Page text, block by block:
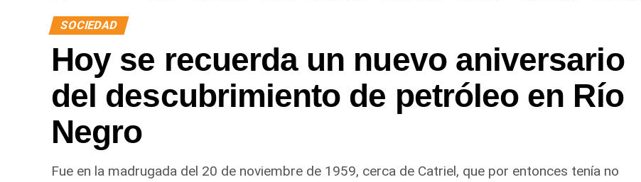
SOCIEDAD
Hoy se recuerda un nuevo aniversario
del descubrimiento de petróleo en Río
Negro
Fue en la madrugada del 20 de noviembre de 1959, cerca de Catriel, que por entonces tenía no